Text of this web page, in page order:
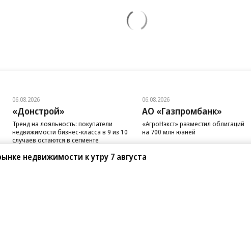
06.08.2026
«Донстрой»
Тренд на лояльность: покупатели
недвижимости бизнес-класса в 9 из 10
случаев остаются в сегменте
06.08.2026
АО «Газпромбанк»
«АгроНэкст» разместил облигаций
на 700 млн юаней
недвижимости к утру 7 августа